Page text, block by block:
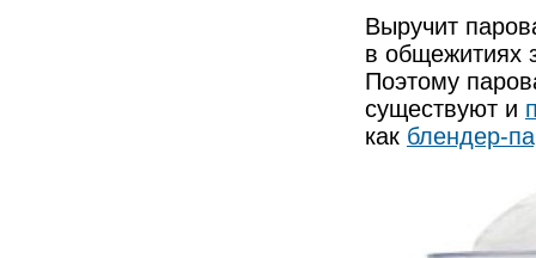
Выручит
в общежитиях
Поэтому
существуют и
как блендер-